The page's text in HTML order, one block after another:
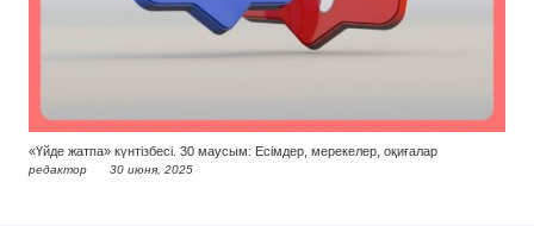
«Үйде жатпа» күнтізбесі. 30 маусым: Есімдер, мерекелер, оқиғалар
редактор 30 июня, 2025